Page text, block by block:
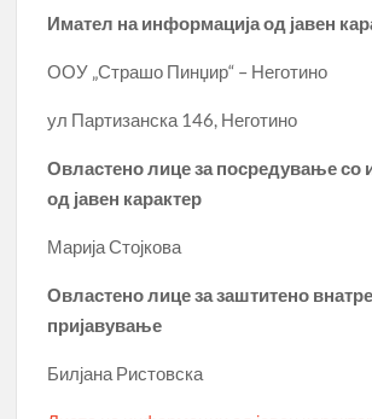
Имател на информација од јавен
ООУ „Страшо Пинџир“ – Неготино
ул Партизанска 146, Неготино
Овластено лице за посредување
од јавен карактер
Марија Стојкова
Овластено лице за заштитено
пријавување
Билјана Ристовска